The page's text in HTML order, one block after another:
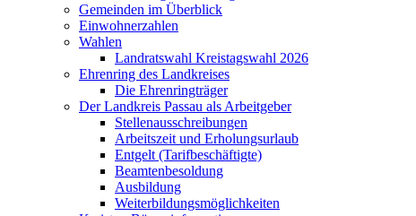
Gemeinden im Überblick
Einwohnerzahlen
Wahlen
Landratswahl Kreistagswahl 2026
Ehrenring des Landkreises
Die Ehrenringträger
Der Landkreis Passau als Arbeitgeber
Stellenausschreibungen
Arbeitszeit und Erholungsurlaub
Entgelt (Tarifbeschäftigte)
Beamtenbesoldung
Ausbildung
Weiterbildungsmöglichkeiten